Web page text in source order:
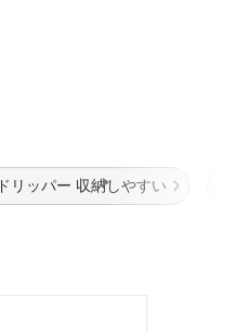
ドリッパー 収納しやすい